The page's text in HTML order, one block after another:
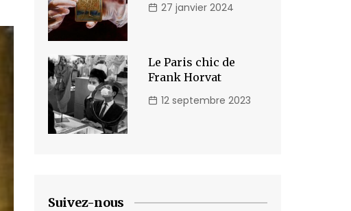
27 janvier 2024
Le Paris chic de
Frank Horvat
12 septembre 2023
Suivez-nous